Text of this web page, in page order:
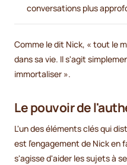
conversations plus
Comme le dit Nick, « tout le
dans sa vie. Il s'agit
immortaliser ».
Le pouvoir de
L'un des éléments clés qui
est l'engagement de Nick en
s'agisse d'aider les sujets à